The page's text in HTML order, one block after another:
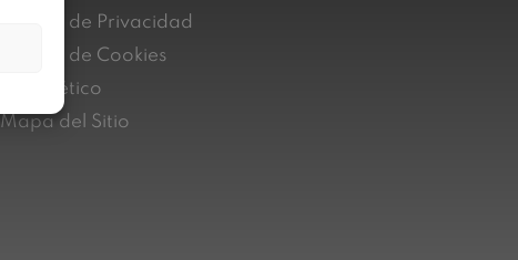
Política de Privacidad
Política de Cookies
Canal ético
Mapa del Sitio